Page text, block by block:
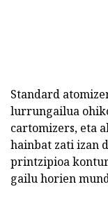
Standard
lurrungailua
cartomizers, eta
hainbat zati izan
printzipioa
gailu horien